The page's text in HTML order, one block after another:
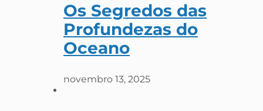
Os Segredos das
Profundezas do
Oceano
novembro 13, 2025